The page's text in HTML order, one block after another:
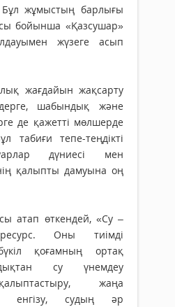
Бұл жұмыстың барлығы
бойынша «Қазсушар»
жүзеге асып
жағдайын жақсарту
шабындық және
де қажетті мөлшерде
табиғи тепе-теңдікті
дүниесі мен
қалыпты дамуына оң
атап өткендей, «Су –
Оны тиімді
қоғамның ортақ
су үнемдеу
жаңа
енгізу, судың әр